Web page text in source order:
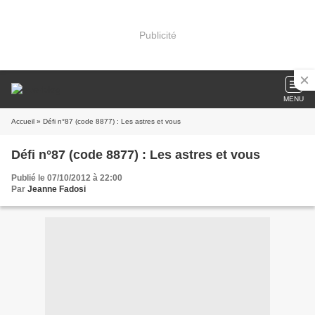
Publicité
MENU
Accueil » Défi n°87 (code 8877) : Les astres et vous
Défi n°87 (code 8877) : Les astres et vous
Publié le 07/10/2012 à 22:00
Par Jeanne Fadosi